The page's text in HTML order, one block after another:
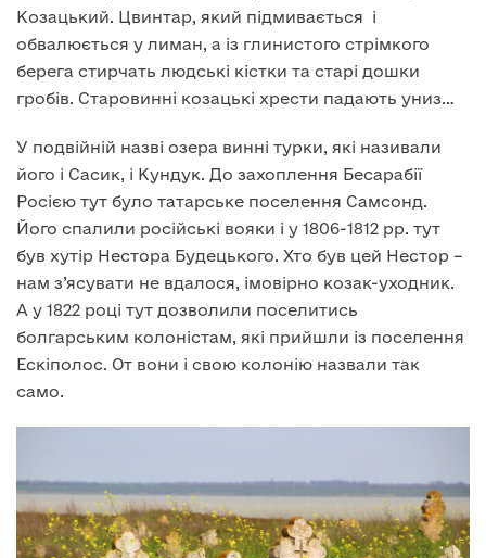
Козацький. Цвинтар, який підмивається і
обвалюється у лиман, а із глинистого стрімкого
берега стирчать людські кістки та старі дошки
гробів. Старовинні козацькі хрести падають униз…
У подвійній назві озера винні турки, які називали
його і Сасик, і Кундук. До захоплення Бесарабії
Росією тут було татарське поселення Самсонд.
Його спалили російські вояки і у 1806-1812 рр. тут
був хутір Нестора Будецького. Хто був цей Нестор –
нам з’ясувати не вдалося, імовірно козак-уходник.
А у 1822 році тут дозволили поселитись
болгарським колоністам, які прийшли із поселення
Ескіполос. От вони і свою колонію назвали так
само.